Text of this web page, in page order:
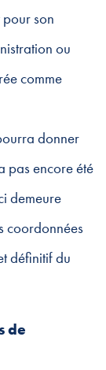
son
ou
comme
donner
pas encore été
demeure
coordonnées
définitif du
de